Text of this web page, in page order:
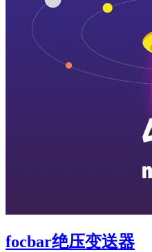
focbar绝压变送器